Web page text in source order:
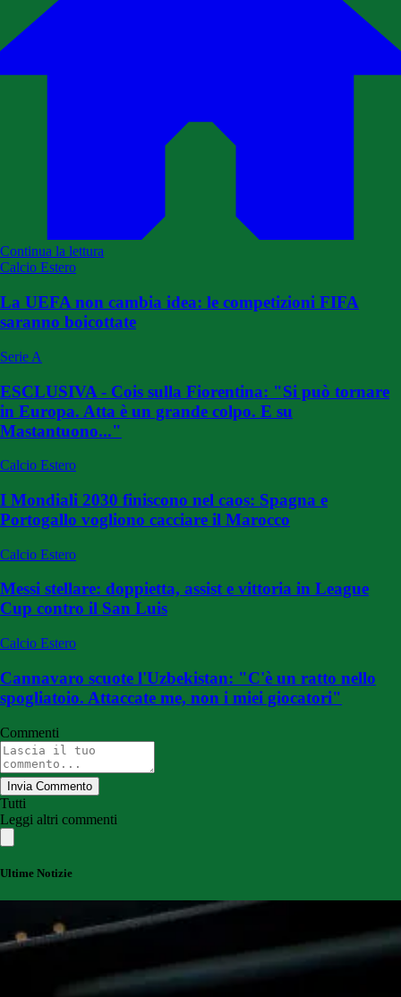
Continua la lettura
Calcio Estero
La UEFA non cambia idea: le competizioni FIFA
saranno boicottate
Serie A
ESCLUSIVA - Cois sulla Fiorentina: "Si può tornare
in Europa. Atta è un grande colpo. E su
Mastantuono..."
Calcio Estero
I Mondiali 2030 finiscono nel caos: Spagna e
Portogallo vogliono cacciare il Marocco
Calcio Estero
Messi stellare: doppietta, assist e vittoria in League
Cup contro il San Luis
Calcio Estero
Cannavaro scuote l'Uzbekistan: "C'è un ratto nello
spogliatoio. Attaccate me, non i miei giocatori"
Commenti
Invia Commento
Tutti
Leggi altri commenti
Ultime Notizie